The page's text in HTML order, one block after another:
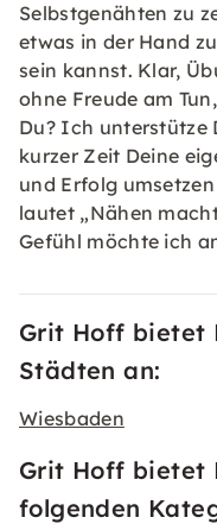
Selbstgenähten zu
etwas in der Hand
sein kannst. Klar,
ohne Freude am
Du? Ich unterstütze
kurzer Zeit Deine
und Erfolg
lautet „Nähen
Gefühl möchte ich
Grit Hoff bietet
Städten an:
Wiesbaden
Grit Hoff bietet
folgenden